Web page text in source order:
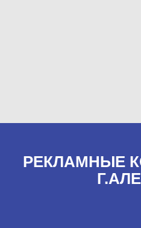
РЕКЛАМНЫЕ